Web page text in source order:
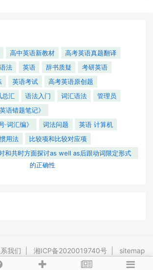
高中英语新教材
高考英语真题翻译
法 英语 辞书质疑
考研英语
英语考试
高考英语原创题
总汇
语法入门 词汇语法
管理员
语错题笔记》
·词汇编》
词法问题
英语 计算机
用法
比较项和比较对应项
和共时方面探讨as well as后跟动词限定形式
的正确性
我们 湘ICP备2020019740号 sitemap
Release 20201119 ©2009-2026 tipask.com